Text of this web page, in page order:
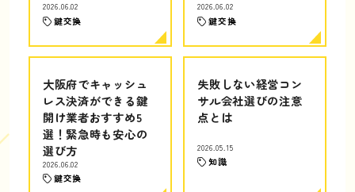
2026.06.02
鍵交換
2026.06.02
鍵交換
大阪府でキャッシュ
レス決済ができる鍵
開け業者おすすめ5
選！緊急時も安心の
選び方
2026.06.02
鍵交換
失敗しない経営コン
サル会社選びの注意
点とは
2026.05.15
知識